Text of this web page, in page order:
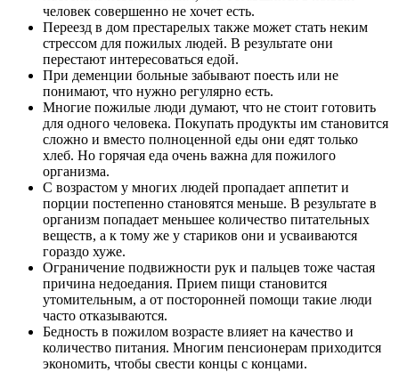
человек совершенно не хочет есть.
Переезд в дом престарелых также может стать неким
стрессом для пожилых людей. В результате они
перестают интересоваться едой.
При деменции больные забывают поесть или не
понимают, что нужно регулярно есть.
Многие пожилые люди думают, что не стоит готовить
для одного человека. Покупать продукты им становится
сложно и вместо полноценной еды они едят только
хлеб. Но горячая еда очень важна для пожилого
организма.
С возрастом у многих людей пропадает аппетит и
порции постепенно становятся меньше. В результате в
организм попадает меньшее количество питательных
веществ, а к тому же у стариков они и усваиваются
гораздо хуже.
Ограничение подвижности рук и пальцев тоже частая
причина недоедания. Прием пищи становится
утомительным, а от посторонней помощи такие люди
часто отказываются.
Бедность в пожилом возрасте влияет на качество и
количество питания. Многим пенсионерам приходится
экономить, чтобы свести концы с концами.